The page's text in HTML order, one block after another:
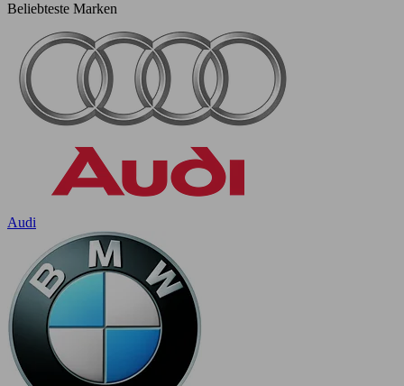
Beliebteste Marken
Audi